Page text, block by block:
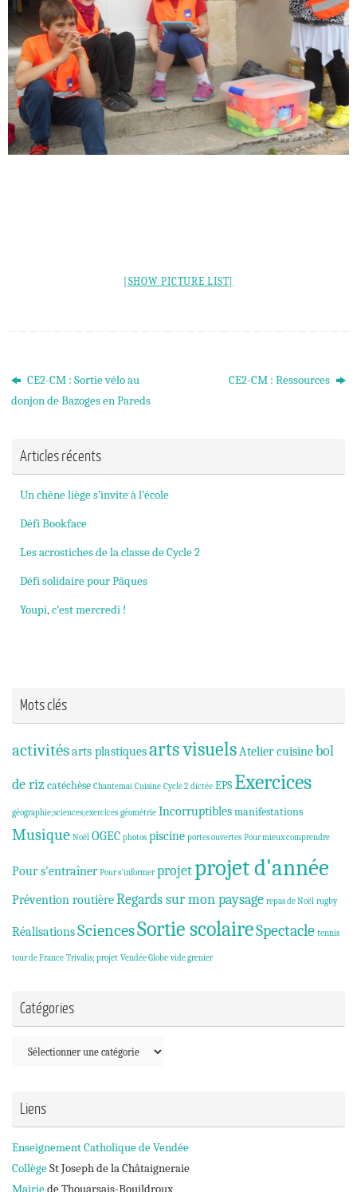
[SHOW PICTURE LIST]
CE2-CM : Sortie vélo au
donjon de Bazoges en Pareds
CE2-CM : Ressources
Articles récents
Un chêne liège s’invite à l’école
Défi Bookface
Les acrostiches de la classe de Cycle 2
Défi solidaire pour Pâques
Youpi, c’est mercredi !
Mots clés
activitésarts plastiquesarts visuels Atelier cuisinebol
de riz catéchèse Chantemai Cuisine Cycle 2 dictée EPSExercices
géographie;sciences;exercices géométrie Incorruptiblesmanifestations
Musique Noël OGEC photos piscine portes ouvertes Pour mieux comprendre
Pour s'entraîner Pour s'informer projetprojet d'année
Prévention routièreRegards sur mon paysage repas de Noël rugby
RéalisationsSciencesSortie scolaireSpectacle tennis
tour de France Trivalis; projet Vendée Globe vide grenier
Catégories
Catégories
Liens
Enseignement Catholique de Vendée
CollègeSt Joseph de la Châtaigneraie
Mairiede Thouarsais-Bouildroux